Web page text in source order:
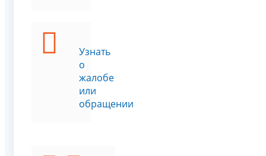
Узнать
о
жалобе
или
обращении